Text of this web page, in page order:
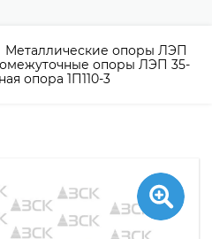
Металлические опоры ЛЭП
опоры ЛЭП 35-
опора 1П110-3